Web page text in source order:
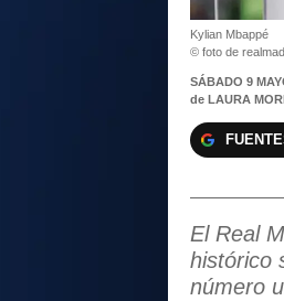
Kylian Mbappé
© foto de
SÁBADO 9
de LAURA
El Real
histórico
número